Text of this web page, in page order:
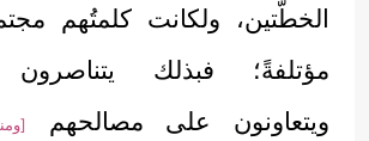
الخطَّتين، ولكانت كلمتُهم
مؤتلفةً؛ فبذلك يتناصرون
ويتعاونون على مصالحهم